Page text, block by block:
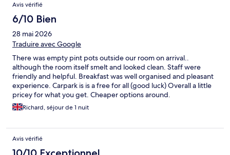
Avis vérifié
6/10 Bien
28 mai 2026
Traduire avec Google
There was empty pint pots outside our room on arrival..
although the room itself smelt and looked clean. Staff were
friendly and helpful. Breakfast was well organised and pleasant
experience. Carpark is is a free for all (good luck) Overall a little
pricey for what you get. Cheaper options around.
Richard, séjour de 1 nuit
Avis vérifié